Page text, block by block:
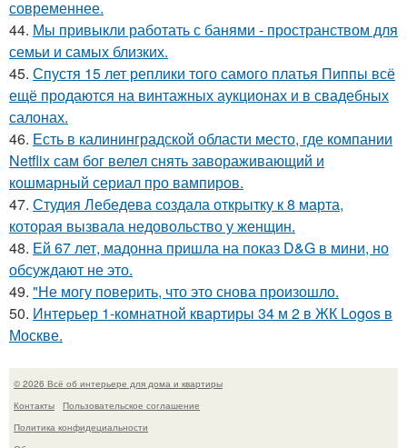
современнее.
44. Мы привыкли работать с банями - пространством для
семьи и самых близких.
45. Спустя 15 лет реплики того самого платья Пиппы всё
ещё продаются на винтажных аукционах и в свадебных
салонах.
46. Есть в калининградской области место, где компании
Netflix сам бог велел снять завораживающий и
кошмарный сериал про вампиров.
47. Студия Лебедева создала открытку к 8 марта,
которая вызвала недовольство у женщин.
48. Ей 67 лет, мадонна пришла на показ D&G в мини, но
обсуждают не это.
49. "Не могу поверить, что это снова произошло.
50. Интерьер 1-комнатной квартиры 34 м 2 в ЖК Logos в
Москве.
© 2026 Всё об интерьере для дома и квартиры
Контакты
Пользовательское соглашение
Политика конфидециальности